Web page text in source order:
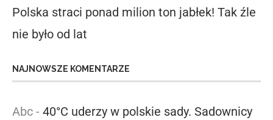
Polska straci ponad milion ton jabłek! Tak źle
nie było od lat
NAJNOWSZE KOMENTARZE
Abc - 40°C uderzy w polskie sady. Sadownicy